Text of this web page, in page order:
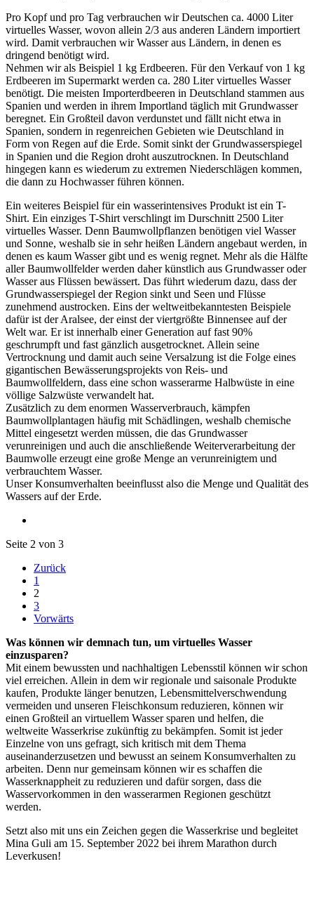
Pro Kopf und pro Tag verbrauchen wir Deutschen ca. 4000 Liter
virtuelles Wasser, wovon allein 2/3 aus anderen Ländern importiert
wird. Damit verbrauchen wir Wasser aus Ländern, in denen es
dringend benötigt wird.
Nehmen wir als Beispiel 1 kg Erdbeeren. Für den Verkauf von 1 kg
Erdbeeren im Supermarkt werden ca. 280 Liter virtuelles Wasser
benötigt. Die meisten Importerdbeeren in Deutschland stammen aus
Spanien und werden in ihrem Importland täglich mit Grundwasser
beregnet. Ein Großteil davon verdunstet und fällt nicht etwa in
Spanien, sondern in regenreichen Gebieten wie Deutschland in
Form von Regen auf die Erde. Somit sinkt der Grundwasserspiegel
in Spanien und die Region droht auszutrocknen. In Deutschland
hingegen kann es wiederum zu extremen Niederschlägen kommen,
die dann zu Hochwasser führen können.
Ein weiteres Beispiel für ein wasserintensives Produkt ist ein T-
Shirt. Ein einziges T-Shirt verschlingt im Durschnitt 2500 Liter
virtuelles Wasser. Denn Baumwollpflanzen benötigen viel Wasser
und Sonne, weshalb sie in sehr heißen Ländern angebaut werden, in
denen es kaum Wasser gibt und es wenig regnet. Mehr als die Hälfte
aller Baumwollfelder werden daher künstlich aus Grundwasser oder
Wasser aus Flüssen bewässert. Das führt wiederum dazu, dass der
Grundwasserspiegel der Region sinkt und Seen und Flüsse
zunehmend austrocken. Eins der weltweitbekanntesten Beispiele
dafür ist der Aralsee, der einst der viertgrößte Binnensee auf der
Welt war. Er ist innerhalb einer Generation auf fast 90%
geschrumpft und fast gänzlich ausgetrocknet. Allein seine
Vertrocknung und damit auch seine Versalzung ist die Folge eines
gigantischen Bewässerungsprojekts von Reis- und
Baumwollfeldern, dass eine schon wasserarme Halbwüste in eine
völlige Salzwüste verwandelt hat.
Zusätzlich zu dem enormen Wasserverbrauch, kämpfen
Baumwollplantagen häufig mit Schädlingen, weshalb chemische
Mittel eingesetzt werden müssen, die das Grundwasser
verunreinigen und auch die anschließende Weiterverarbeitung der
Baumwolle erzeugt eine große Menge an verunreinigtem und
verbrauchtem Wasser.
Unser Konsumverhalten beeinflusst also die Menge und Qualität des
Wassers auf der Erde.
Seite 2 von 3
Zurück
1
2
3
Vorwärts
Was können wir demnach tun, um virtuelles Wasser
einzusparen?
Mit einem bewussten und nachhaltigen Lebensstil können wir schon
viel erreichen. Allein in dem wir regionale und saisonale Produkte
kaufen, Produkte länger benutzen, Lebensmittelverschwendung
vermeiden und unseren Fleischkonsum reduzieren, können wir
einen Großteil an virtuellem Wasser sparen und helfen, die
weltweite Wasserkrise zukünftig zu bekämpfen. Somit ist jeder
Einzelne von uns gefragt, sich kritisch mit dem Thema
auseinanderzusetzen und bewusst an seinem Konsumverhalten zu
arbeiten. Denn nur gemeinsam können wir es schaffen die
Wasserknappheit zu reduzieren und dafür sorgen, dass die
Wasservorkommen in den wasserarmen Regionen geschützt
werden.
Setzt also mit uns ein Zeichen gegen die Wasserkrise und begleitet
Mina Guli am 15. September 2022 bei ihrem Marathon durch
Leverkusen!